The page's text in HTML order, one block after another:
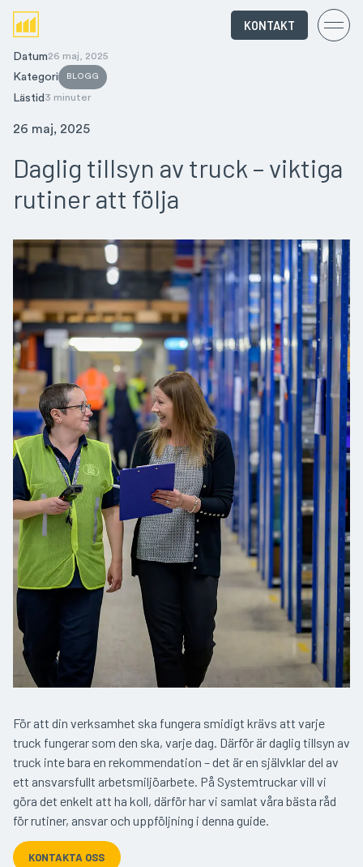
KONTAKT
Datum26 maj, 2025
Kategori BLOGG
Lästid3 minuter
26 maj, 2025
Daglig tillsyn av truck – viktiga
rutiner att följa
För att din verksamhet ska fungera smidigt krävs att varje
truck fungerar som den ska, varje dag. Därför är daglig tillsyn av
truck inte bara en rekommendation – det är en självklar del av
ett ansvarsfullt arbetsmiljöarbete. På Systemtruckar vill vi
göra det enkelt att ha koll, därför har vi samlat våra bästa råd
för rutiner, ansvar och uppföljning i denna guide.
KONTAKTA OSS